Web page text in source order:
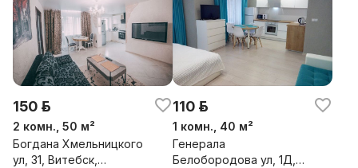
150 р.
2 комн., 50 м²
Богдана Хмельницкого
ул, 31, Витебск,
110 р.
1 комн., 40 м²
Генерала
Белобородова ул, 1Д,